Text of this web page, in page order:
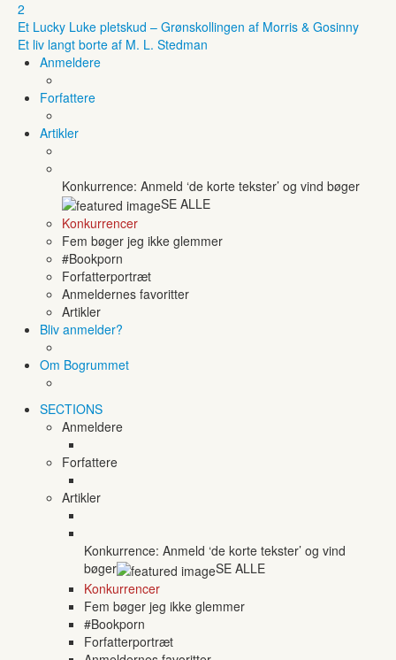
2
Et Lucky Luke pletskud – Grønskollingen af Morris & Gosinny
Et liv langt borte af M. L. Stedman
Anmeldere
Forfattere
Artikler
Konkurrence: Anmeld ‘de korte tekster’ og vind bøger
SE ALLE
Konkurrencer
Fem bøger jeg ikke glemmer
#Bookporn
Forfatterportræt
Anmeldernes favoritter
Artikler
Bliv anmelder?
Om Bogrummet
SECTIONS
Anmeldere
Forfattere
Artikler
Konkurrence: Anmeld ‘de korte tekster’ og vind
bøger
SE ALLE
Konkurrencer
Fem bøger jeg ikke glemmer
#Bookporn
Forfatterportræt